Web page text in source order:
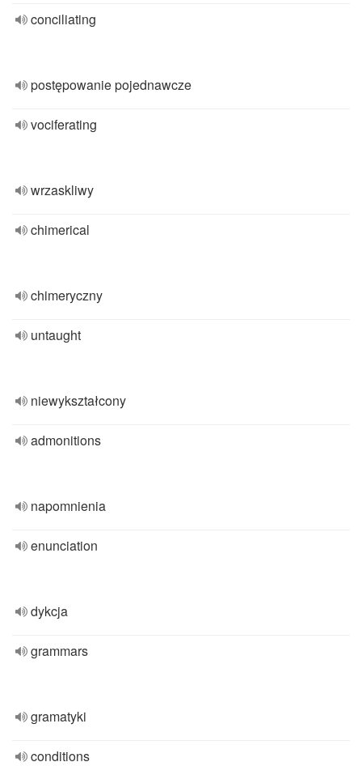
conciliating
postępowanie pojednawcze
vociferating
wrzaskliwy
chimerical
chimeryczny
untaught
niewykształcony
admonitions
napomnienia
enunciation
dykcja
grammars
gramatyki
conditions